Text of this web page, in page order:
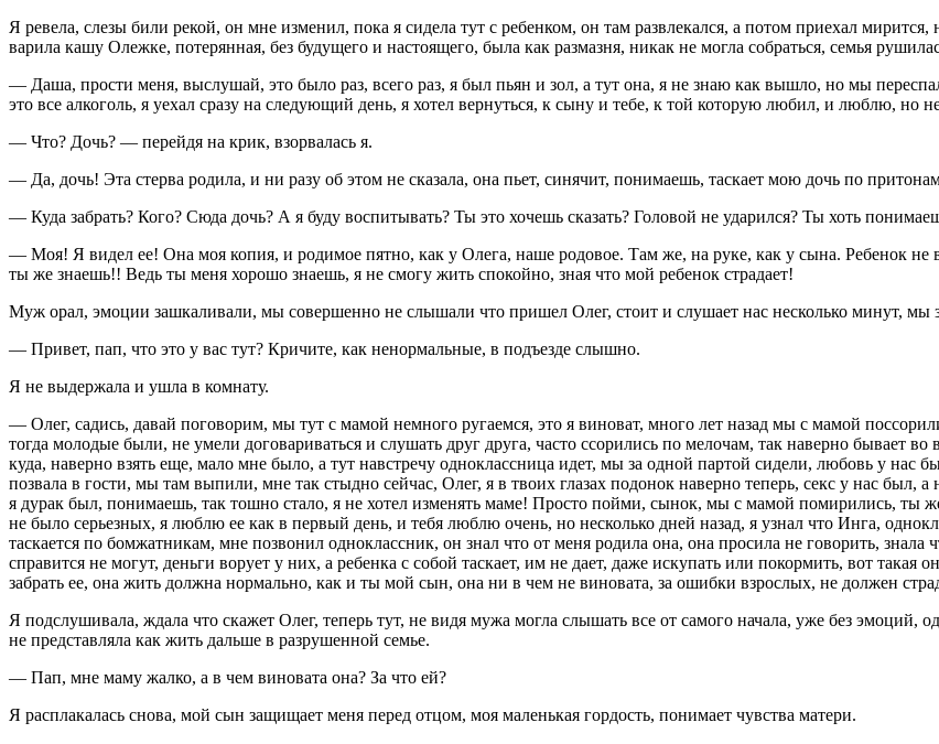
Я ревела, слезы били рекой, он мне изменил, пока я сидела тут с ребенком, он там развлекался, а потом приехал
варила кашу Олежке, потерянная, без будущего и настоящего, была как размазня, никак не могла собраться, семья
— Даша, прости меня, выслушай, это было раз, всего раз, я был пьян и зол, а тут она, я не знаю как вышло, но мы
это все алкоголь, я уехал сразу на следующий день, я хотел вернуться, к сыну и тебе, к той которую любил, и люблю, но
— Что? Дочь? — перейдя на крик, взорвалась я.
— Да, дочь! Эта стерва родила, и ни разу об этом не сказала, она пьет, синячит, понимаешь, таскает мою дочь по
— Куда забрать? Кого? Сюда дочь? А я буду воспитывать? Ты это хочешь сказать? Головой не ударился? Ты хоть
— Моя! Я видел ее! Она моя копия, и родимое пятно, как у Олега, наше родовое. Там же, на руке, как у сына. Ребенок не
ты же знаешь!! Ведь ты меня хорошо знаешь, я не смогу жить спокойно, зная что мой ребенок страдает!
Муж орал, эмоции зашкаливали, мы совершенно не слышали что пришел Олег, стоит и слушает нас несколько минут, мы
— Привет, пап, что это у вас тут? Кричите, как ненормальные, в подъезде слышно.
Я не выдержала и ушла в комнату.
— Олег, садись, давай поговорим, мы тут с мамой немного ругаемся, это я виноват, много лет назад мы с мамой
тогда молодые были, не умели договариваться и слушать друг друга, часто ссорились по мелочам, так наверно бывает
куда, наверно взять еще, мало мне было, а тут навстречу одноклассница идет, мы за одной партой сидели, любовь у нас
позвала в гости, мы там выпили, мне так стыдно сейчас, Олег, я в твоих глазах подонок наверно теперь, секс у нас был, а
я дурак был, понимаешь, так тошно стало, я не хотел изменять маме! Просто пойми, сынок, мы с мамой помирились, ты
не было серьезных, я люблю ее как в первый день, и тебя люблю очень, но несколько дней назад, я узнал что Инга,
таскается по бомжатникам, мне позвонил одноклассник, он знал что от меня родила она, она просила не говорить, знала
справится не могут, деньги ворует у них, а ребенка с собой таскает, им не дает, даже искупать или покормить, вот
забрать ее, она жить должна нормально, как и ты мой сын, она ни в чем не виновата, за ошибки взрослых, не должен
Я подслушивала, ждала что скажет Олег, теперь тут, не видя мужа могла слышать все от самого начала, уже без эмоций,
не представляла как жить дальше в разрушенной семье.
— Пап, мне маму жалко, а в чем виновата она? За что ей?
Я расплакалась снова, мой сын защищает меня перед отцом, моя маленькая гордость, понимает чувства матери.